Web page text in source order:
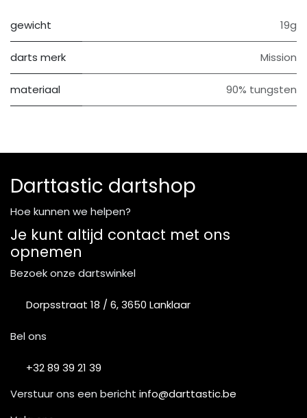
gewicht 19g
darts merk Mission
materiaal 90% tungsten
Darttastic dartshop
Hoe kunnen we helpen?
Je kunt altijd contact met ons
opnemen
Bezoek onze dartswinkel
Dorpsstraat 18 / 6, 3650 Lanklaar
Bel ons
+32 89 39 21 39
Verstuur ons een bericht info@darttastic.be